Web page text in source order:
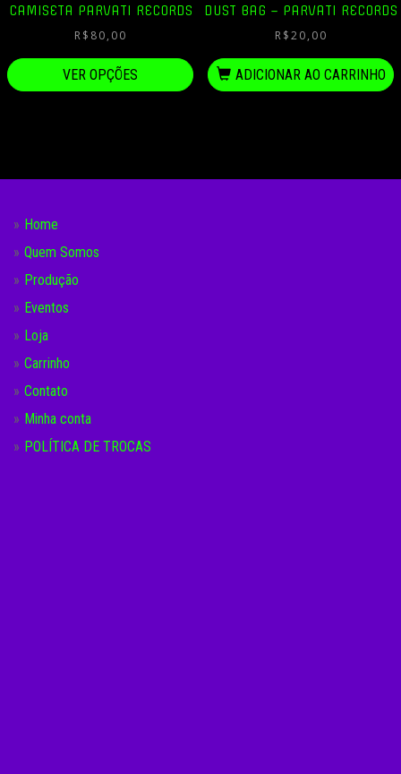
CAMISETA PARVATI RECORDS
R$ 80,00
VER OPÇÕES
DUST BAG – PARVATI RECORDS
R$20,00
ADICIONAR AO CARRINHO
Home
Quem Somos
Produção
Eventos
Loja
Carrinho
Contato
Minha conta
POLÍTICA DE TROCAS